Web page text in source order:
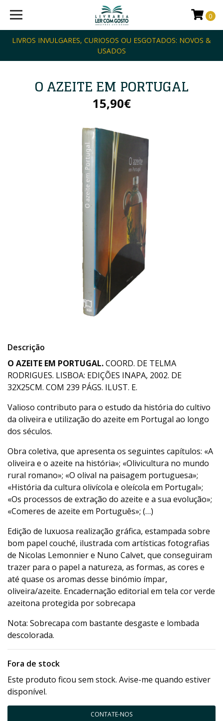
LIVROS INVULGARES, CURIOSOS OU ESGOTADOS: NOVOS &
USADOS
0
O AZEITE EM PORTUGAL
15,90€
Descrição
O AZEITE EM PORTUGAL.COORD. DE TELMA
RODRIGUES. LISBOA: EDIÇÕES INAPA, 2002. DE
32X25CM. COM 239 PÁGS. ILUST. E.
Valioso contributo para o estudo da história do cultivo
da oliveira e utilização do azeite em Portugal ao longo
dos séculos.
Obra coletiva, que apresenta os seguintes capítulos: «A
oliveira e o azeite na história»; «Olivicultura no mundo
rural romano»; «O olival na paisagem portuguesa»;
«História da cultura olivícola e oleícola em Portugal»;
«Os processos de extração do azeite e a sua evolução»;
«Comeres de azeite em Português»; (…)
Edição de luxuosa realização gráfica, estampada sobre
bom papel couché, ilustrada com artísticas fotografias
de Nicolas Lemonnier e Nuno Calvet, que conseguiram
trazer para o papel a natureza, as formas, as cores e
até quase os aromas desse binómio ímpar,
oliveira/azeite. Encadernação editorial em tela cor verde
azeitona protegida por sobrecapa
Nota: Sobrecapa com bastante desgaste e lombada
descolorada.
Fora de stock
Este produto ficou sem stock. Avise-me quando estiver
disponível.
CONTATE-NOS